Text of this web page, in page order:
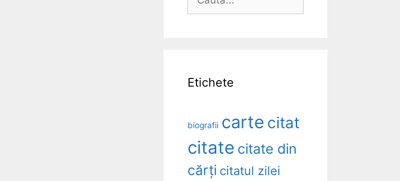
Etichete
biografii carte citat
citate citate din
cărți citatul zilei